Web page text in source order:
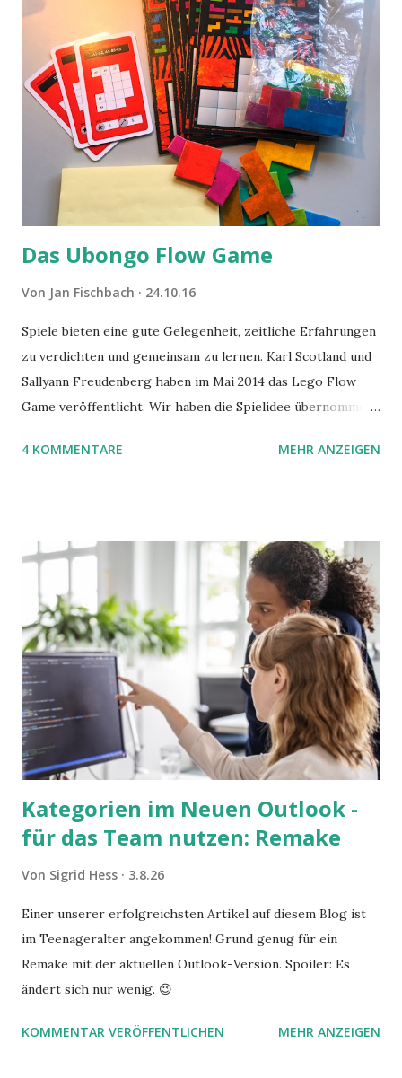
Das Ubongo Flow Game
Von Jan Fischbach 24.10.16
Spiele bieten eine gute Gelegenheit, zeitliche Erfahrungen
zu verdichten und gemeinsam zu lernen. Karl Scotland und
Sallyann Freudenberg haben im Mai 2014 das Lego Flow
Game veröffentlicht. Wir haben die Spielidee übernommen,
benutzen wir Material aus Grzegorz Rejchtmans Ubongo-
4 KOMMENTARE MEHR ANZEIGEN
Kategorien im Neuen Outlook -
für das Team nutzen: Remake
Von Sigrid Hess 3.8.26
Einer unserer erfolgreichsten Artikel auf diesem Blog ist
im Teenageralter angekommen! Grund genug für ein
Remake mit der aktuellen Outlook-Version. Spoiler: Es
ändert sich nur wenig. 😉
KOMMENTAR VERÖFFENTLICHEN MEHR ANZEIGEN